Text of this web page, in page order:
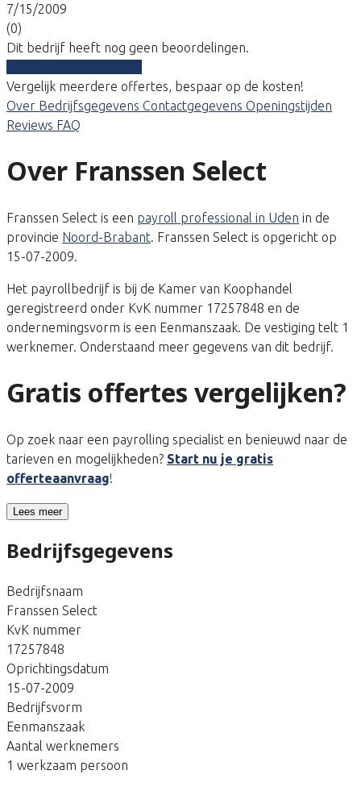
7/15/2009
(0)
Dit bedrijf heeft nog geen beoordelingen.
Vergelijk meerdere offertes, bespaar op de kosten!
Over Bedrijfsgegevens Contactgegevens Openingstijden
Reviews FAQ
Over Franssen Select
Franssen Select is een payroll professional in Uden in de
provincie Noord-Brabant. Franssen Select is opgericht op
15-07-2009.
Het payrollbedrijf is bij de Kamer van Koophandel
geregistreerd onder KvK nummer 17257848 en de
ondernemingsvorm is een Eenmanszaak. De vestiging telt 1
werknemer. Onderstaand meer gegevens van dit bedrijf.
Gratis offertes vergelijken?
Op zoek naar een payrolling specialist en benieuwd naar de
tarieven en mogelijkheden? Start nu je gratis
offerteaanvraag!
Lees meer
Bedrijfsgegevens
Bedrijfsnaam
Franssen Select
KvK nummer
17257848
Oprichtingsdatum
15-07-2009
Bedrijfsvorm
Eenmanszaak
Aantal werknemers
1 werkzaam persoon